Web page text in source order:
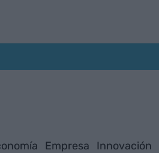
Empresa Innovación